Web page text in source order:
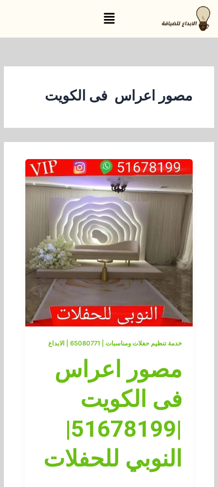
تخطي
إلى
المحتوى
القائمة
مصور اعراس فى الكويت
خدمة تنظيم حفلات ومناسبات | 65080771 | الابداع
مصور اعراس
فى الكويت
|51678199|
النوبي للحفلات